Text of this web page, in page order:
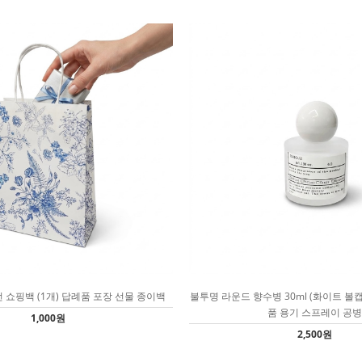
쇼핑백 (1개) 답례품 포장 선물 종이백
1,000원
불투명 라운드 향수병 30ml (화이트 볼
품 용기 스프레이 공병
2,500원